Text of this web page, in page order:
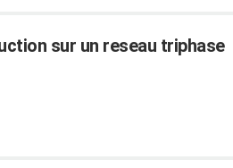
sur un reseau triphase